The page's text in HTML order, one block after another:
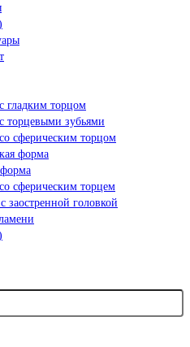
торцом
зубьями
сферическим торцом
форма
сферическим торцем
заостренной головкой